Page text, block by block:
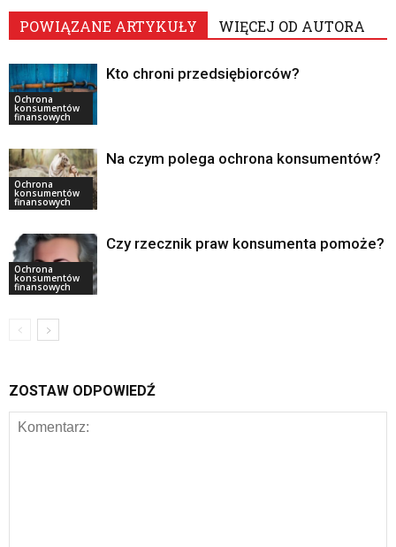
POWIĄZANE ARTYKUŁY WIĘCEJ OD AUTORA
Ochrona
konsumentów
finansowych
Kto chroni przedsiębiorców?
Ochrona
konsumentów
finansowych
Na czym polega ochrona konsumentów?
Ochrona
konsumentów
finansowych
Czy rzecznik praw konsumenta pomoże?
ZOSTAW ODPOWIEDŹ